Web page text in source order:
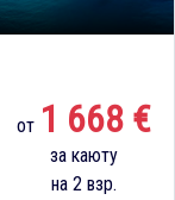
от 1 668 €
за каюту
на 2 взр.